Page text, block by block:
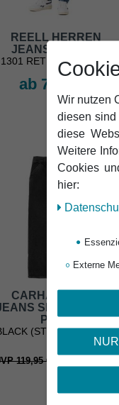
REELL HERREN
JEANS BARFLY
1301 RETRO MID BLUE
ab 79,95 €
-21%
CARHARTT WIP
SINGLE KNEE
PANT
(STONE WASHED)
119,95 €
ab
94,95 €
Wir nutzen
diesen sind
diese
Weitere
Cookies
hier:
Externe